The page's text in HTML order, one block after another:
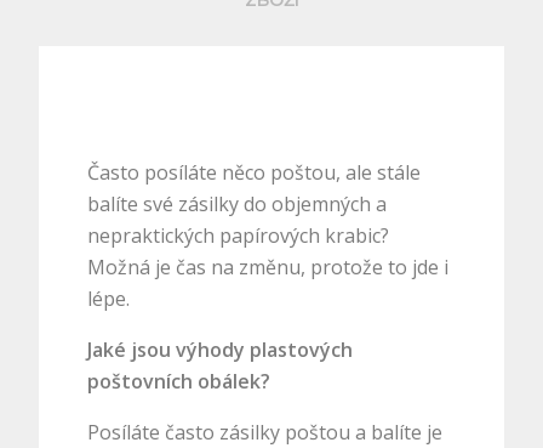
Často posíláte něco poštou, ale stále
balíte své zásilky do objemných a
nepraktických papírových krabic?
Možná je čas na změnu, protože to jde i
lépe.
Jaké jsou výhody plastových
poštovních obálek?
Posíláte často zásilky poštou a balíte je